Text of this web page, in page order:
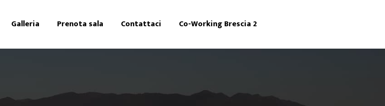
Galleria Prenota sala Contattaci Co-Working Brescia 2